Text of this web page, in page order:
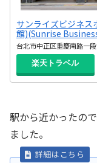
サンライズビジネ
館)(Sunrise
台北市中正区重慶南路一
楽天トラベル
駅から近かったの
ました。